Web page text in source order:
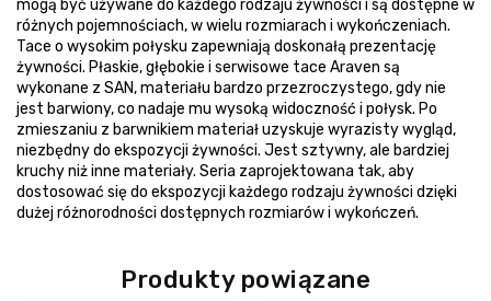
Produkty powiązane
mogą być używane do każdego rodzaju żywności i są dostępne w
różnych pojemnościach, w wielu rozmiarach i wykończeniach.
Tace o wysokim połysku zapewniają doskonałą prezentację
żywności. Płaskie, głębokie i serwisowe tace Araven są
wykonane z SAN, materiału bardzo przezroczystego, gdy nie
jest barwiony, co nadaje mu wysoką widoczność i połysk. Po
zmieszaniu z barwnikiem materiał uzyskuje wyrazisty wygląd,
niezbędny do ekspozycji żywności. Jest sztywny, ale bardziej
kruchy niż inne materiały. Seria zaprojektowana tak, aby
dostosować się do ekspozycji każdego rodzaju żywności dzięki
dużej różnorodności dostępnych rozmiarów i wykończeń.